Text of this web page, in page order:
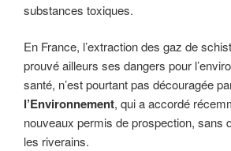
substances toxiques.
En France, l’extraction des gaz de
prouvé ailleurs ses dangers pour
santé, n’est pourtant pas découragée
l’Environnement, qui a accordé
nouveaux permis de prospection, sans
les riverains.